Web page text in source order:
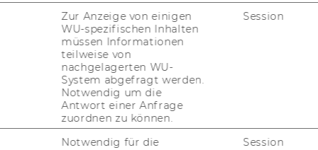
21. Stück
für das Bak­ka­lau­re­ats­stu­di­um
19. Sit­zung am 25. Jän­ner 2006 nach­ste­
Jän­ner 2006 auf Än­de­rung des Stu­di­en­
Wirt­schafts­recht ge­neh­migt.
Zur Anzeige von einigen
WU-spezifischen Inhalten
müssen Informationen
teilweise von
nachgelagerten WU-
System abgefragt werden.
Notwendig um die
Antwort einer Anfrage
zuordnen zu können.
Session
Notwendig für die
Session